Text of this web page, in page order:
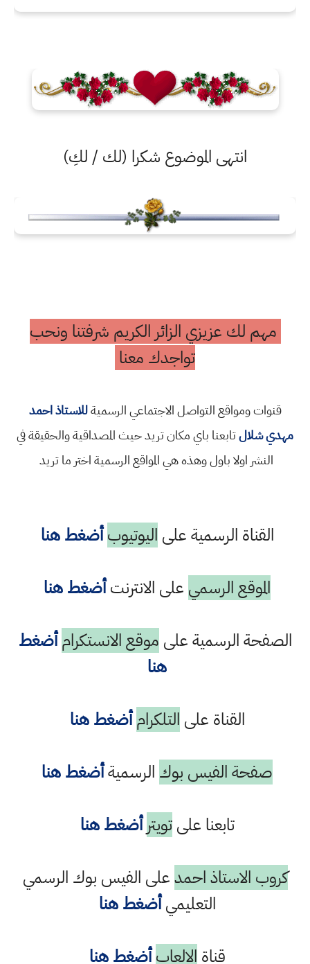
انتهى الموضوع شكرا (لك / لكِ)
مهم لك عزيزي الزائر الكريم شرفتنا ونحب
تواجدك معنا
قنوات ومواقع التواصل الاجتماعي الرسميةللاستاذ احمد
مهدي شلالتابعنا باي مكان تريد حيث المصداقية والحقيقة في
النشر اولا باول وهذه هي المواقع الرسمية اختر ما تريد
القناة الرسمية على اليوتيوب أضغط هنا
الموقع الرسمي على الانترنتأضغط هنا
الصفحة الرسمية على موقع الانستكرام أضغط
هنا
القناة على التلكرام أضغط هنا
صفحة الفيس بوك الرسميةأضغط هنا
تابعنا علىتويتر أضغط هنا
كروب الاستاذ احمدعلى الفيس بوك الرسمي
التعليميأضغط هنا
قناة الالعاب أضغط هنا